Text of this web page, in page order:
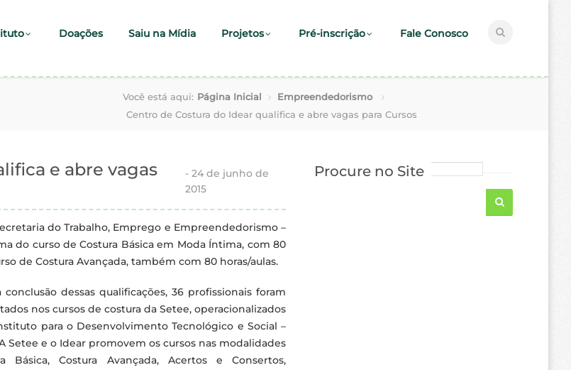
Doações Saiu na Mídia Projetos Pré-inscrição Fale Conosco
Você está aqui: Página Inicial
Empreendedorismo
Centro de Costura do Idear qualifica e abre vagas para Cursos
e abre vagas
- 24 de junho de
2015
do Trabalho, Emprego e Empreendedorismo –
do curso de Costura Básica em Moda Íntima, com 80
de Costura Avançada, também com 80 horas/aulas.
conclusão dessas qualificações, 36 profissionais foram
nos cursos de costura da Setee, operacionalizados
para o Desenvolvimento Tecnológico e Social –
Setee e o Idear promovem os cursos nas modalidades
Básica, Costura Avançada, Acertos e Consertos,
Procure no Site